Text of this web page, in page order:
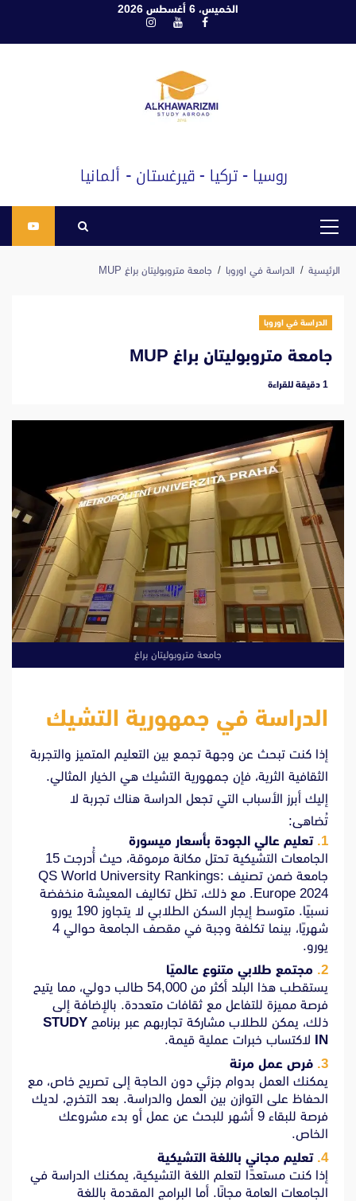
الخميس، 6 أغسطس 2026
فيسبوكيوتيوبانستغرام
القائمة
الرئيسية الدراسة في اوروبا جامعة متروبوليتان براغ MUP
الدراسة في اوروبا
جامعة متروبوليتان براغ MUP
‫1 دقيقة للقراءة
جامعة متروبوليتان براغ
الدراسة في جمهورية التشيك
إذا كنت تبحث عن وجهة تجمع بين التعليم المتميز والتجربة
الثقافية الثرية، فإن جمهورية التشيك هي الخيار المثالي.
إليك أبرز الأسباب التي تجعل الدراسة هناك تجربة لا
تُضاهى:
تعليم عالي الجودة بأسعار ميسورة
الجامعات التشيكية تحتل مكانة مرموقة، حيث أُدرجت 15
جامعة ضمن تصنيف QS World University Rankings:
Europe 2024. مع ذلك، تظل تكاليف المعيشة منخفضة
نسبيًا. متوسط إيجار السكن الطلابي لا يتجاوز 190 يورو
شهريًا، بينما تكلفة وجبة في مقصف الجامعة حوالي 4
يورو.
مجتمع طلابي متنوع عالميًا
يستقطب هذا البلد أكثر من 54,000 طالب دولي، مما يتيح
فرصة مميزة للتفاعل مع ثقافات متعددة. بالإضافة إلى
ذلك، يمكن للطلاب مشاركة تجاربهم عبر برنامج STUDY
IN لاكتساب خبرات عملية قيمة.
فرص عمل مرنة
يمكنك العمل بدوام جزئي دون الحاجة إلى تصريح خاص، مع
الحفاظ على التوازن بين العمل والدراسة. بعد التخرج، لديك
فرصة للبقاء 9 أشهر للبحث عن عمل أو بدء مشروعك
الخاص.
تعليم مجاني باللغة التشيكية
إذا كنت مستعدًا لتعلم اللغة التشيكية، يمكنك الدراسة في
الجامعات العامة مجانًا. أما البرامج المقدمة باللغة